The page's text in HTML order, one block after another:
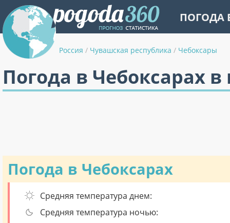
ПОГОДА
Россия / Чувашская республика / Чебоксары
Погода в Чебоксарах в
Погода в Чебоксарах
Средняя температура днем:
Средняя температура ночью: